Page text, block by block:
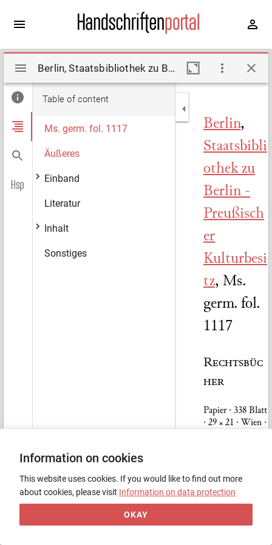
Mirador
viewer
Berlin, Staatsbibliothek zu Berlin - Preußischer Kulturbesitz, Ms. germ. fol. 1117. Description by Degering, Hermann, Riecke, Anne-Beate (2007)
Table of content
Ms. germ. fol. 1117
Äußeres
Einband
Literatur
Inhalt
Sonstiges
Berlin,
Staatsbibli
othek zu
Berlin -
Preußisch
er
Kulturbesi
tz, Ms.
germ. fol.
1117
Rechtsbüc
her
Papier · 338 Blatt
· 29 × 21 · Wien ·
Mit sechs
historisierten
Händen, darunter
Information on cookies
This website uses cookies. If you would like to find out more
about cookies, please visit Information on data protection
OKAY